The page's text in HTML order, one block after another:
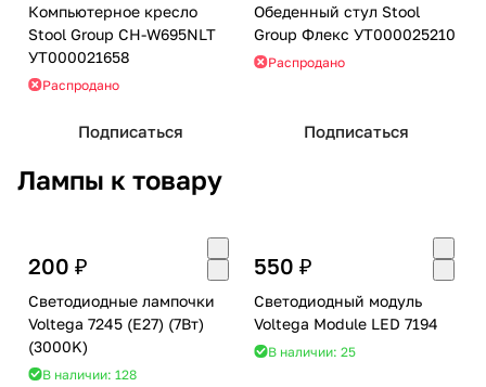
Компьютерное кресло
Stool Group CH-W695NLT
УТ000021658
Распродано
Подписаться
Обеденный стул Stool
Group Флекс УТ000025210
Распродано
Подписаться
Лампы к товару
200 ₽
Светодиодные лампочки
Voltega 7245 (E27) (7Вт)
(3000K)
В наличии: 128
550 ₽
Светодиодный модуль
Voltega Module LED 7194
В наличии: 25